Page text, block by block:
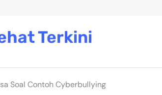
Terkini
Soal Contoh Cyberbullying